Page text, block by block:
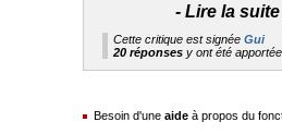
- Lire la
Cette critique est signée Gui
20 réponses y ont été
Besoin d'une aide à propos du